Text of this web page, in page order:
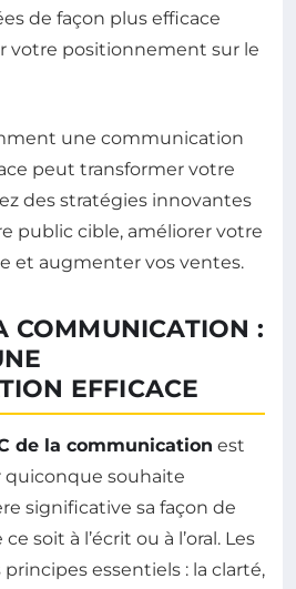
de façon plus efficace
votre positionnement sur le
COMMUNICATION :
EFFICACE
de la communication est
quiconque souhaite
significative sa façon de
soit à l’écrit ou à l’oral. Les
essentiels : la clarté,